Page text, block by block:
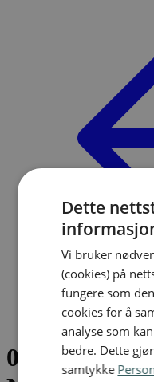
05 2026 Innkalling til
05 2026
Dette
Vi bruker
(cookies) på
fungere som
cookies for å
analyse som
bedre. Dette
samtykke